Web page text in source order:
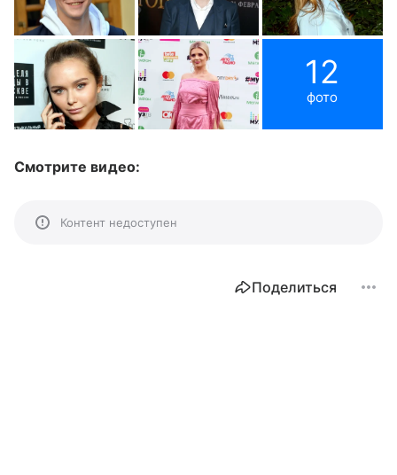
12
фото
Смотрите видео:
Контент недоступен
Поделиться